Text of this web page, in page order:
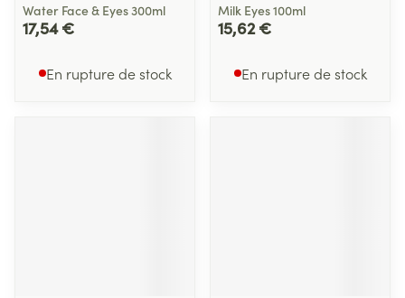
Water Face & Eyes 300ml
17,54 €
En rupture de stock
Milk Eyes 100ml
15,62 €
En rupture de stock